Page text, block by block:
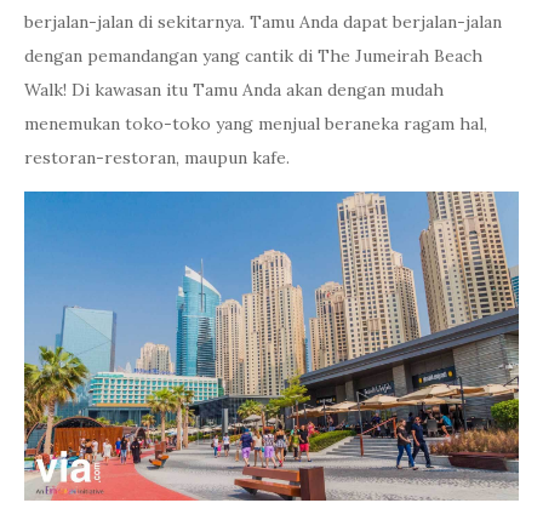
berjalan-jalan di sekitarnya. Tamu Anda dapat berjalan-jalan
dengan pemandangan yang cantik di The Jumeirah Beach
Walk! Di kawasan itu Tamu Anda akan dengan mudah
menemukan toko-toko yang menjual beraneka ragam hal,
restoran-restoran, maupun kafe.